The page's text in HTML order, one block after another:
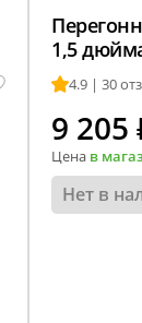
1,5
4.9 | 30
9 205
Цена в
Нет в